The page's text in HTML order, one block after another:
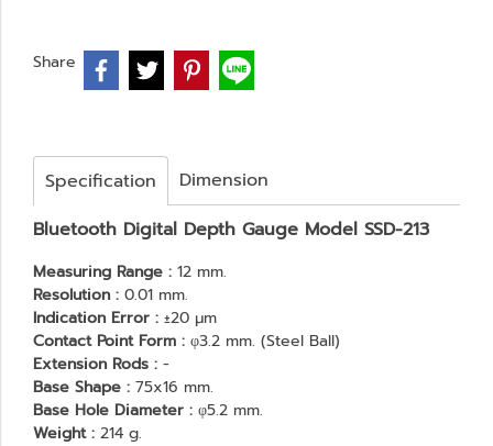
Share
Specification
Dimension
Bluetooth Digital Depth Gauge Model SSD-213
Measuring Range : 12 mm.
Resolution : 0.01 mm.
Indication Error : ±20 μm
Contact Point Form : φ3.2 mm. (Steel Ball)
Extension Rods : -
Base Shape : 75x16 mm.
Base Hole Diameter : φ5.2 mm.
Weight : 214 g.